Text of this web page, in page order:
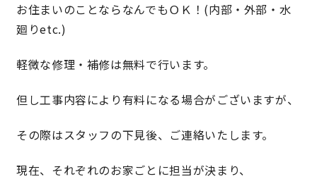
nattoku住宅 10のこだわり
理想の暮らしを引き出すデザイン力
家具まで標準仕様の空間コーディネート
身体に優しい自然素材の家
お住まいのことならなんでもＯＫ！(内部・外部・水
廻りetc.)
軽微な修理・補修は無料で行います。
但し工事内容により有料になる場合がございますが、
その際はスタッフの下見後、ご連絡いたします。
現在、それぞれのお家ごとに担当が決まり、